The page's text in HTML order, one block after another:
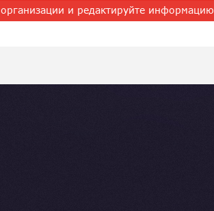
организации и редактируйте информацию